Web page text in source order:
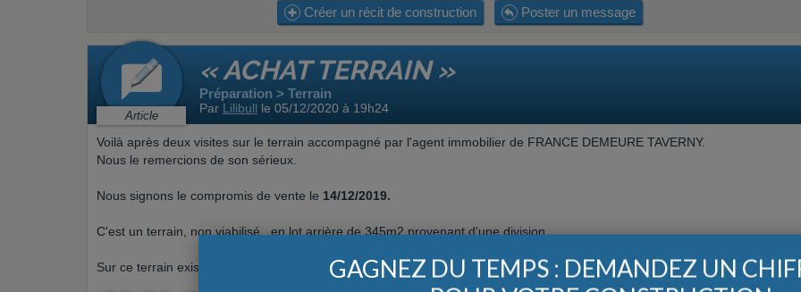
Créer un récit de construction Poster un message
Article
« ACHAT TERRAIN »
Préparation > Terrain
Par Lilibull le 05/12/2020 à 19h24
Voilà après deux visites sur le terrain accompagné par l'agent immobilier de FRANCE DEMEURE TAVERNY.
Nous le remercions de son sérieux.
Nous signons le compromis de vente le 14/12/2019.
C'est un terrain, non viabilisé, en lot arrière de 345m2 provenant d'une division.
Sur ce terrain existe une petite dépendance que nous allons devoir détruire.GAGNEZ DU TEMPS : DEMANDEZ UN